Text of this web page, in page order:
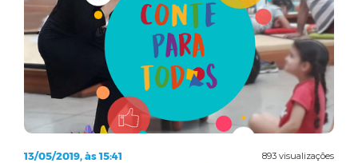
893 visualizações
13/05/2019, às 15:41